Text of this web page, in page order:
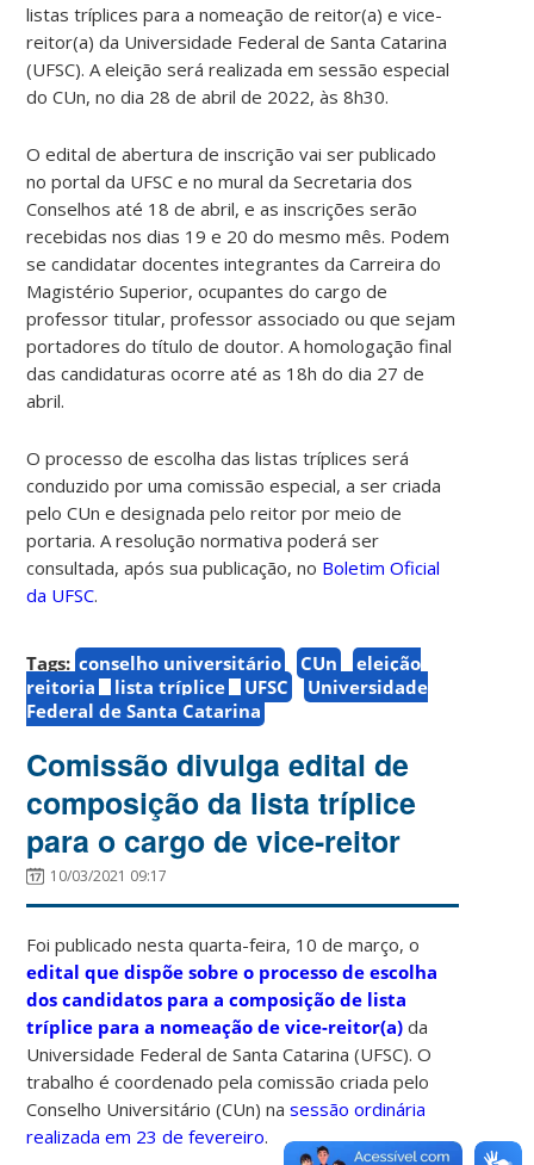
listas tríplices para a nomeação de reitor(a) e vice-
reitor(a) da Universidade Federal de Santa Catarina
(UFSC). A eleição será realizada em sessão especial
do CUn, no dia 28 de abril de 2022, às 8h30.
O edital de abertura de inscrição vai ser publicado
no portal da UFSC e no mural da Secretaria dos
Conselhos até 18 de abril, e as inscrições serão
recebidas nos dias 19 e 20 do mesmo mês. Podem
se candidatar docentes integrantes da Carreira do
Magistério Superior, ocupantes do cargo de
professor titular, professor associado ou que sejam
portadores do título de doutor. A homologação final
das candidaturas ocorre até as 18h do dia 27 de
abril.
O processo de escolha das listas tríplices será
conduzido por uma comissão especial, a ser criada
pelo CUn e designada pelo reitor por meio de
portaria. A resolução normativa poderá ser
consultada, após sua publicação, no Boletim Oficial
da UFSC.
Tags: conselho universitário CUn
eleição
reitoria
lista tríplice UFSC
Universidade
Federal de Santa Catarina
Comissão divulga edital de
composição da lista tríplice
para o cargo de vice-reitor
10/03/2021 09:17
Foi publicado nesta quarta-feira, 10 de março, o
edital que dispõe sobre o processo de escolha
dos candidatos para a composição de lista
tríplice para a nomeação de vice-reitor(a) da
Universidade Federal de Santa Catarina (UFSC). O
trabalho é coordenado pela comissão criada pelo
Conselho Universitário (CUn) nasessão ordinária
realizada em 23 de fevereiro.